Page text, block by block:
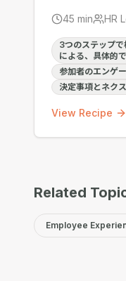
45 min HR
3つのステップ
による、具体的
参加者のエンゲ
決定事項とネク
View Recipe
Related
Employee